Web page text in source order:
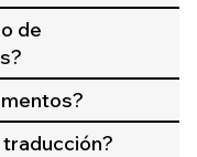
de